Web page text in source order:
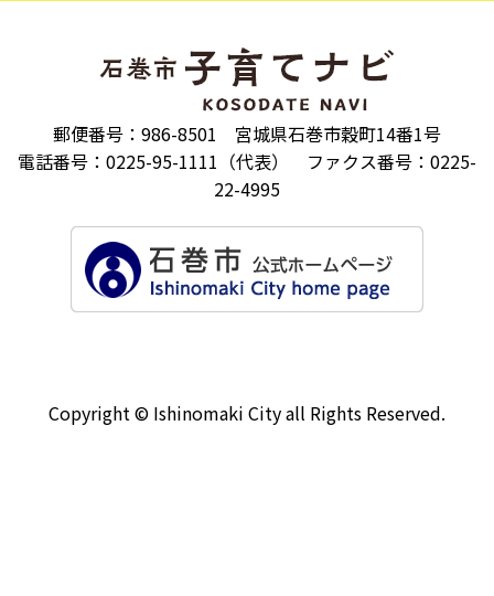
郵便番号：986-8501 宮城県石巻市穀町14番1号
電話番号：0225-95-1111（代表） ファクス番号：0225-
22-4995
Copyright © Ishinomaki City all Rights Reserved.